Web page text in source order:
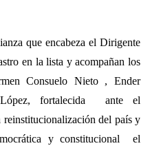
que encabeza el Dirigente
en la lista y acompañan los
Consuelo Nieto , Ender
fortalecida ante el
reinstitucionalización del país y
y constitucional el